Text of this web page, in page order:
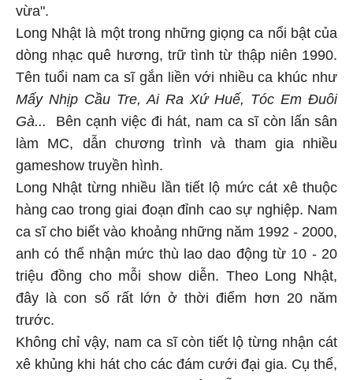
vừa".
Long Nhật là một trong những giọng ca nổi bật của
dòng nhạc quê hương, trữ tình từ thập niên 1990.
Tên tuổi nam ca sĩ gắn liền với nhiều ca khúc như
Mấy Nhịp Cầu Tre, Ai Ra Xứ Huế, Tóc Em Đuôi
Gà... Bên cạnh việc đi hát, nam ca sĩ còn lấn sân
làm MC, dẫn chương trình và tham gia nhiều
gameshow truyền hình.
Long Nhật từng nhiều lần tiết lộ mức cát xê thuộc
hàng cao trong giai đoạn đỉnh cao sự nghiệp. Nam
ca sĩ cho biết vào khoảng những năm 1992 - 2000,
anh có thể nhận mức thù lao dao động từ 10 - 20
triệu đồng cho mỗi show diễn. Theo Long Nhật,
đây là con số rất lớn ở thời điểm hơn 20 năm
trước.
Không chỉ vậy, nam ca sĩ còn tiết lộ từng nhận cát
xê khủng khi hát cho các đám cưới đại gia. Cụ thể,